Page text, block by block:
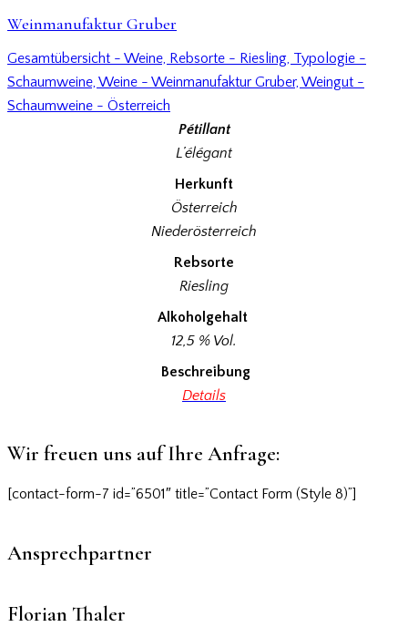
Weinmanufaktur Gruber
Gesamtübersicht - Weine, Rebsorte - Riesling, Typologie -
Schaumweine, Weine - Weinmanufaktur Gruber, Weingut -
Schaumweine - Österreich
Pétillant
L’élégant
Herkunft
Österreich
Niederösterreich
Rebsorte
Riesling
Alkoholgehalt
12,5 % Vol.
Beschreibung
Details
Wir freuen uns auf Ihre Anfrage:
[contact-form-7 id=”6501″ title=”Contact Form (Style 8)”]
Ansprechpartner
Florian Thaler